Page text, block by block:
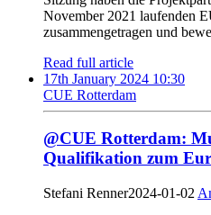
November 2021 laufenden
zusammengetragen und
Read full article
17th January 2024 10:30
CUE Rotterdam
@CUE Rotterdam:
Qualifikation zum
Stefani Renner2024-01-02